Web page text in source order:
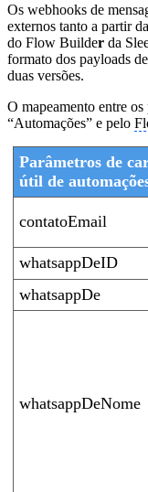
Os webhooks de
externos tanto a partir
do Flow Builder da
formato dos payloads de
duas versões.
O mapeamento entre os
“Automações” e pelo
Parâmetros de
útil de
contatoEmail
whatsappDeID
whatsappDe
whatsappDeNome